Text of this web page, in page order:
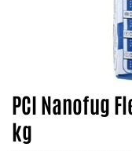
PCI Nanofug
kg